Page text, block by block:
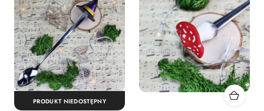
PRODUKT NIEDOSTĘPNY